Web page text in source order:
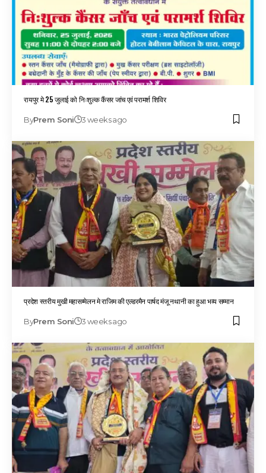
रायपुर मे 25 जुलाई को निःशुल्क कैंसर जांच एवं परामर्श शिविर
ByPrem Soni 3 weeks ago
प्रदेश स्तरीय मुखी महासम्मेलन मे राजिम की एल्डरमैन पार्षद मंजू नथानी का हुआ भव्य सम्मान
ByPrem Soni 3 weeks ago